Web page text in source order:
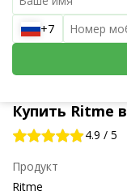
Купить Ritme
4.9 / 5
Продукт
Ritme
+7